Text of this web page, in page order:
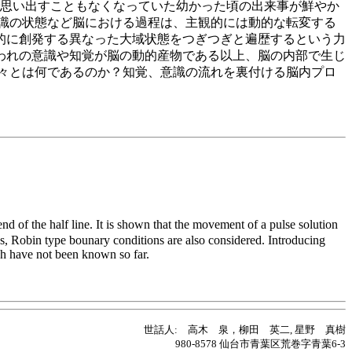
い出すこともなくなっていた幼かった頃の出来事が鮮やか
状態など脳における過程は、主観的には動的な転変する
創発する異なった大域状態をつぎつぎと遍歴するという力
の意識や知覚が脳の動的産物である以上、脳の内部で生じ
は何であるのか？知覚、意識の流れを裏付ける脳内プロ
of the half line. It is shown that the movement of a pulse solution
Robin type bounary conditions are also considered. Introducing
have not been known so far.
世話人: 高木 泉，柳田 英二, 星野 真樹
980-8578 仙台市青葉区荒巻字青葉6-3